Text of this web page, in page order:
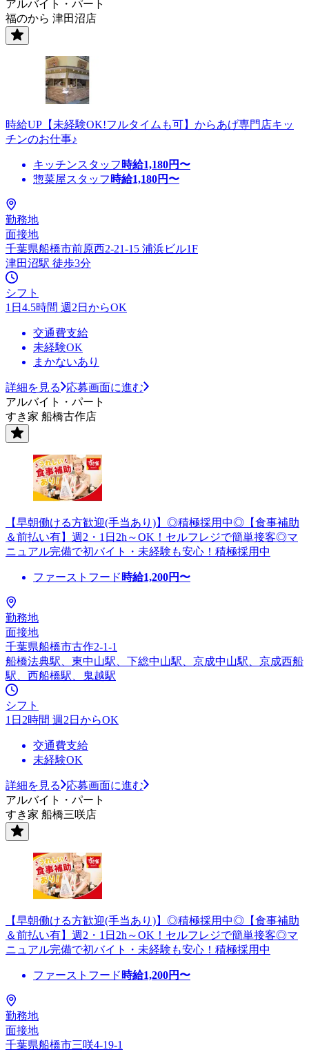
アルバイト・パート
福のから 津田沼店
時給UP【未経験OK!フルタイムも可】からあげ専門店キッ
チンのお仕事♪
キッチンスタッフ 時給1,180円〜
惣菜屋スタッフ 時給1,180円〜
勤務地
面接地
千葉県船橋市前原西2-21-15 浦浜ビル1F
津田沼駅 徒歩3分
シフト
1日4.5時間 週2日からOK
交通費支給
未経験OK
まかないあり
詳細を見る
応募画面に進む
アルバイト・パート
すき家 船橋古作店
【早朝働ける方歓迎(手当あり)】◎積極採用中◎【食事補助
＆前払い有】週2・1日2h～OK！セルフレジで簡単接客◎マ
ニュアル完備で初バイト・未経験も安心！積極採用中
ファーストフード 時給1,200円〜
勤務地
面接地
千葉県船橋市古作2-1-1
船橋法典駅、東中山駅、下総中山駅、京成中山駅、京成西船
駅、西船橋駅、鬼越駅
シフト
1日2時間 週2日からOK
交通費支給
未経験OK
詳細を見る
応募画面に進む
アルバイト・パート
すき家 船橋三咲店
【早朝働ける方歓迎(手当あり)】◎積極採用中◎【食事補助
＆前払い有】週2・1日2h～OK！セルフレジで簡単接客◎マ
ニュアル完備で初バイト・未経験も安心！積極採用中
ファーストフード 時給1,200円〜
勤務地
面接地
千葉県船橋市三咲4-19-1